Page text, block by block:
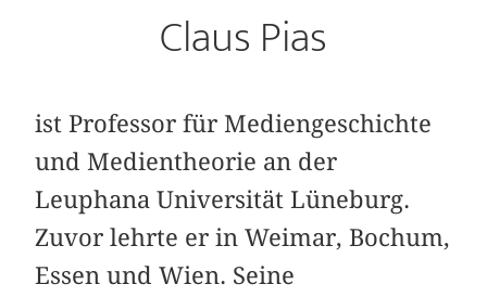
Claus Pias
ist Professor für Mediengeschichte
und Medientheorie an der
Leuphana Universität Lüneburg.
Zuvor lehrte er in Weimar, Bochum,
Essen und Wien. Seine